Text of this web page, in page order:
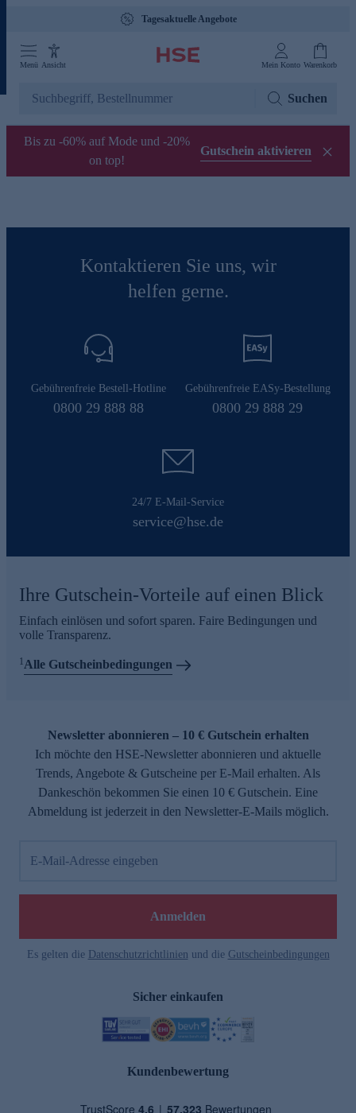
Tagesaktuelle Angebote
Menü Ansicht Mein Konto Warenkorb
Suchen
Bis zu -60% auf Mode und -20%
on top!
Gutschein aktivieren
Kontaktieren Sie uns, wir
helfen gerne.
Gebührenfreie Bestell-Hotline
0800 29 888 88
Gebührenfreie EASy-Bestellung
0800 29 888 29
24/7 E-Mail-Service
service@hse.de
Ihre Gutschein-Vorteile auf einen Blick
Einfach einlösen und sofort sparen. Faire Bedingungen und
volle Transparenz.
1Alle Gutscheinbedingungen
Newsletter abonnieren – 10 € Gutschein erhalten
Ich möchte den HSE-Newsletter abonnieren und aktuelle
Trends, Angebote & Gutscheine per E-Mail erhalten. Als
Dankeschön bekommen Sie einen 10 € Gutschein. Eine
Abmeldung ist jederzeit in den Newsletter-E-Mails möglich.
E-Mail-Adresse eingeben
Anmelden
Es gelten die Datenschutzrichtlinien und die Gutscheinbedingungen
Sicher einkaufen
Kundenbewertung